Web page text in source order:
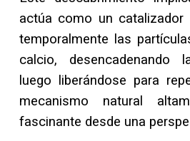
actúa como un catalizador
temporalmente las
calcio, desencadenando
luego liberándose para
mecanismo natural
fascinante desde una